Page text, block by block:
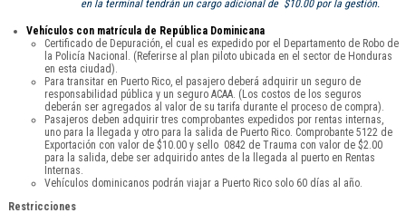
en la terminal tendrán un cargo adicional de $10.00 por la gestión.
Vehículos con matrícula de República Dominicana
Certificado de Depuración, el cual es expedido por el Departamento de Robo de
la Policía Nacional. (Referirse al plan piloto ubicada en el sector de Honduras
en esta ciudad).
Para transitar en Puerto Rico, el pasajero deberá adquirir un seguro de
responsabilidad pública y un seguro ACAA. (Los costos de los seguros
deberán ser agregados al valor de su tarifa durante el proceso de compra).
Pasajeros deben adquirir tres comprobantes expedidos por rentas internas,
uno para la llegada y otro para la salida de Puerto Rico. Comprobante 5122 de
Exportación con valor de $10.00 y sello 0842 de Trauma con valor de $2.00
para la salida, debe ser adquirido antes de la llegada al puerto en Rentas
Internas.
Vehículos dominicanos podrán viajar a Puerto Rico solo 60 días al año.
Restricciones